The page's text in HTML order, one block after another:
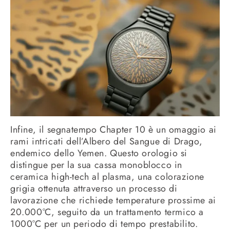
Infine, il segnatempo Chapter 10 è un omaggio ai
rami intricati dell’Albero del Sangue di Drago,
endemico dello Yemen. Questo orologio si
distingue per la sua cassa monoblocco in
ceramica high-tech al plasma, una colorazione
grigia ottenuta attraverso un processo di
lavorazione che richiede temperature prossime ai
20.000°C, seguito da un trattamento termico a
1000°C per un periodo di tempo prestabilito.